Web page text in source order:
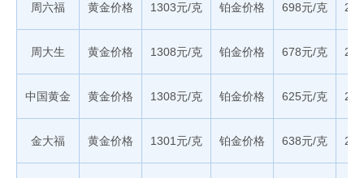
周六福 黄金价格 1303元/克 铂金价格 698元/克
周大生 黄金价格 1308元/克 铂金价格 678元/克
中国黄金 黄金价格 1308元/克 铂金价格 625元/克
金大福 黄金价格 1301元/克 铂金价格 638元/克